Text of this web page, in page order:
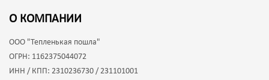
О КОМПАНИИ
ООО "Тепленькая пошла"
ОГРН: 1162375044072
ИНН / КПП: 2310236730 / 231101001